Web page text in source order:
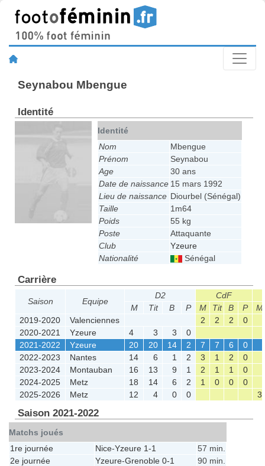
Seynabou Mbengue
Identité
Identité
Nom
Mbengue
Prénom
Seynabou
Age
30 ans
Date de naissance 15 mars 1992
Lieu de naissance Diourbel (Sénégal)
Taille
1m64
Poids
55 kg
Poste
Attaquante
Club
Yzeure
Nationalité
Sénégal
Carrière
Saison Equipe
D2
CdF
M
Tit B P M Tit B P
M
2019-2020
Valenciennes 2 2 2
0
2020-2021
Yzeure 4 3 3
0
2021-2022
Yzeure 20 20 14 2 7 7 6
0
2022-2023
Nantes 14 6 1 2 3 1 2
0
2023-2024
Montauban 16 13 9 1 2 1 1
0
2024-2025
Metz 18 14 6 2 1 0 0
0
2025-2026
Metz 12 4 0 0 3
Saison 2021-2022
Matchs joués
1re journée
Nice-Yzeure 1-1
57 min.
2e journée
Yzeure-Grenoble 0-1
90 min.